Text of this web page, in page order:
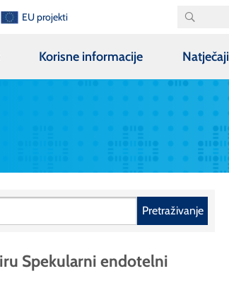
EU projekti
Korisne informacije Natječaji
Pretraživanje
Spekularni endotelni